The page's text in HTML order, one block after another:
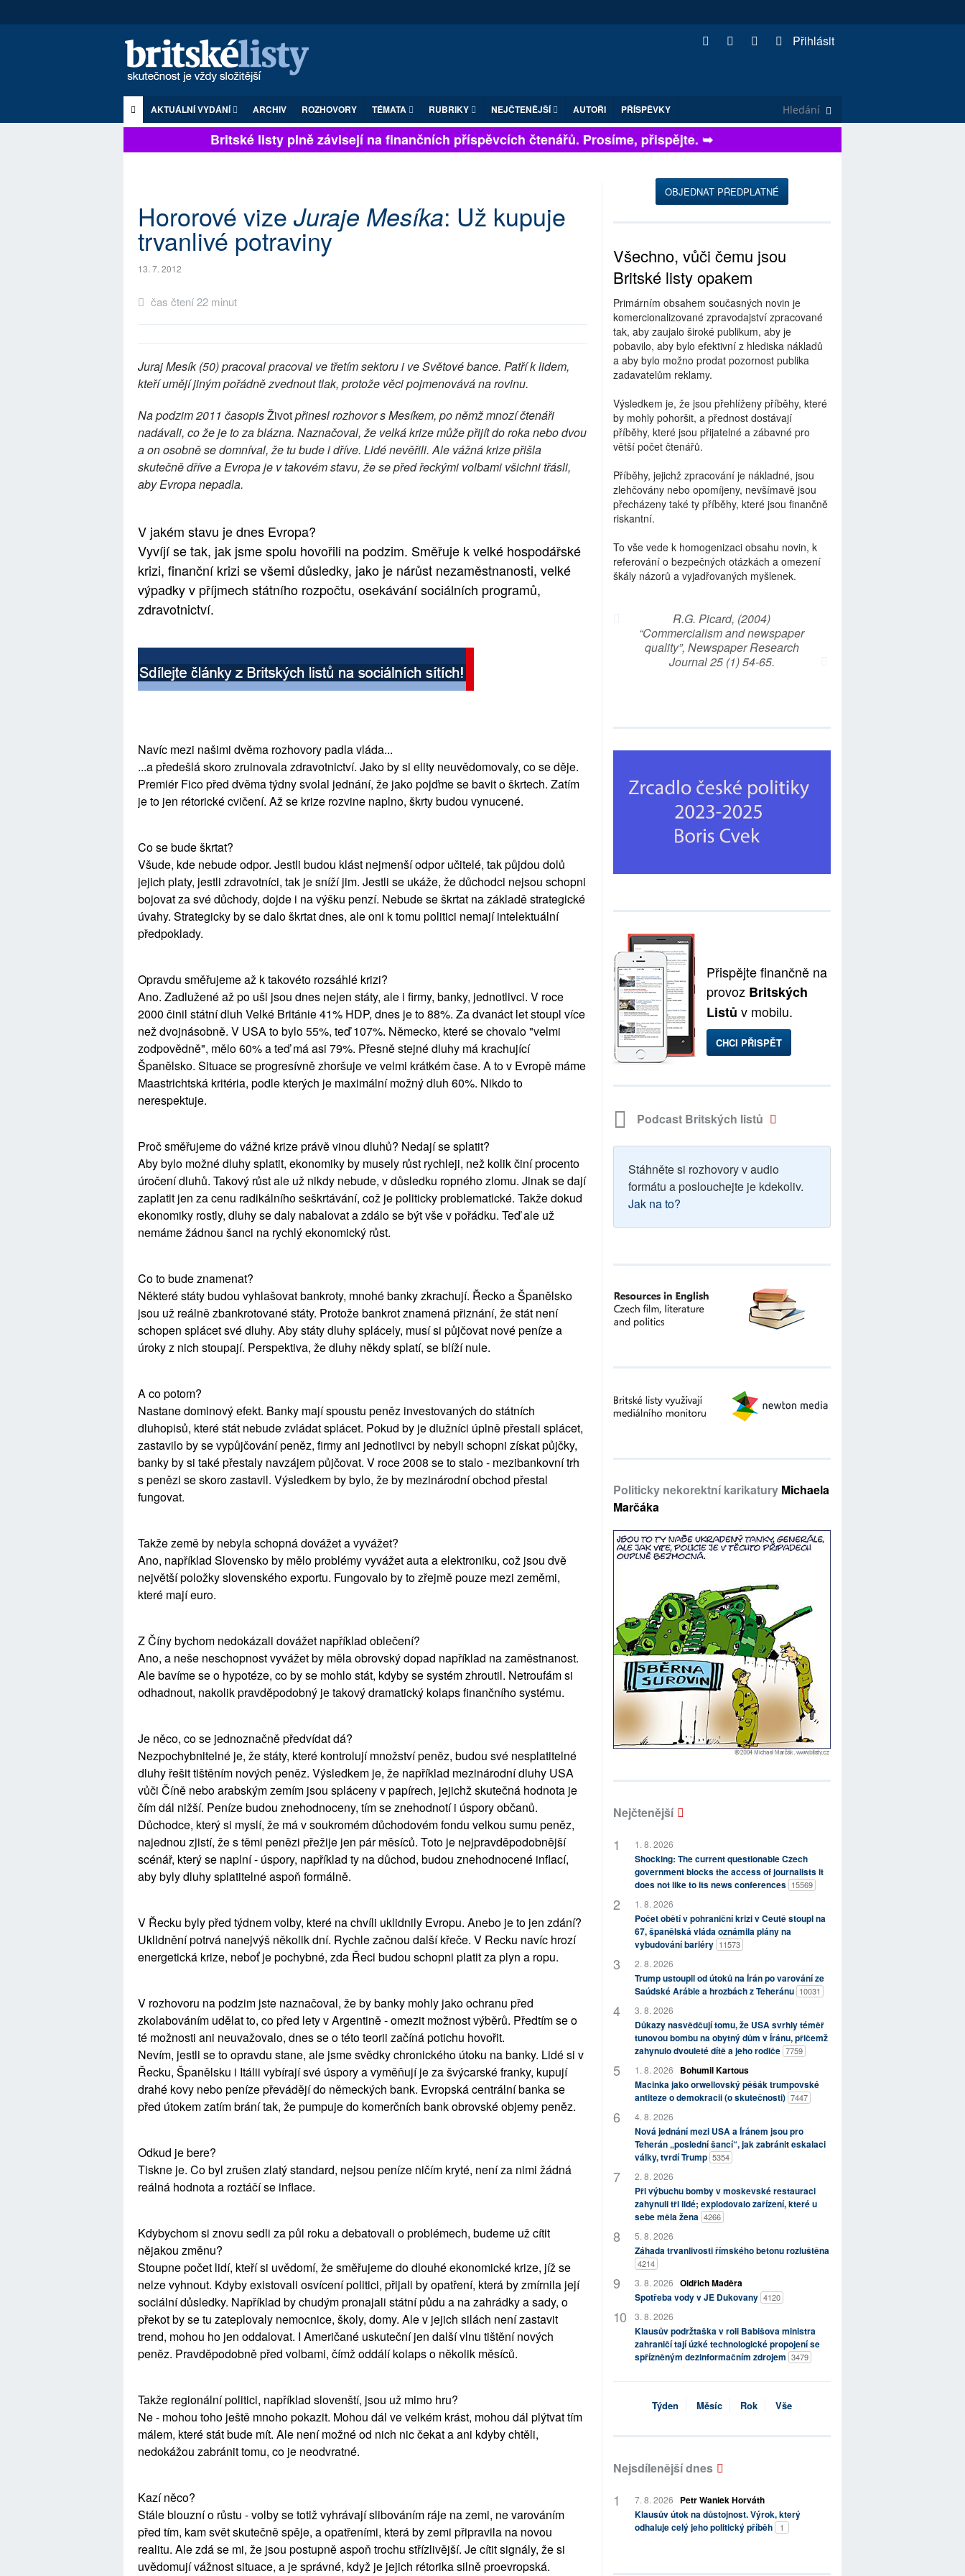
Přihlásit
AKTUÁLNÍ VYDÁNÍ ARCHIV ROZHOVORY TÉMATA RUBRIKY NEJČTENĚJŠÍ AUTOŘI PŘÍSPĚVKY
Britské listy plně závisejí na finančních příspěvcích čtenářů. Prosíme, přispějte. ➥
Hororové vize Juraje Mesíka: Už kupuje
trvanlivé potraviny
13. 7. 2012
čas čtení 22 minut
Juraj Mesík (50) pracoval pracoval ve třetím sektoru i ve Světové bance. Patří k lidem,
kteří umějí jiným pořádně zvednout tlak, protože věci pojmenovává na rovinu.
Na podzim 2011 časopisŽivotpřinesl rozhovor s Mesíkem, po němž mnozí čtenáři
nadávali, co že je to za blázna. Naznačoval, že velká krize může přijít do roka nebo dvou
a on osobně se domníval, že tu bude i dříve. Lidé nevěřili. Ale vážná krize přišla
skutečně dříve a Evropa je v takovém stavu, že se před řeckými volbami všichni třásli,
aby Evropa nepadla.
V jakém stavu je dnes Evropa?
Vyvíjí se tak, jak jsme spolu hovořili na podzim. Směřuje k velké hospodářské
krizi, finanční krizi se všemi důsledky, jako je nárůst nezaměstnanosti, velké
výpadky v příjmech státního rozpočtu, osekávání sociálních programů,
zdravotnictví.
Navíc mezi našimi dvěma rozhovory padla vláda...
...a předešlá skoro zruinovala zdravotnictví. Jako by si elity neuvědomovaly, co se děje.
Premiér Fico před dvěma týdny svolal jednání, že jako pojďme se bavit o škrtech. Zatím
je to jen rétorické cvičení. Až se krize rozvine naplno, škrty budou vynucené.
Co se bude škrtat?
Všude, kde nebude odpor. Jestli budou klást nejmenší odpor učitelé, tak půjdou dolů
jejich platy, jestli zdravotníci, tak je sníží jim. Jestli se ukáže, že důchodci nejsou schopni
bojovat za své důchody, dojde i na výšku penzí. Nebude se škrtat na základě strategické
úvahy. Strategicky by se dalo škrtat dnes, ale oni k tomu politici nemají intelektuální
předpoklady.
Opravdu směřujeme až k takovéto rozsáhlé krizi?
Ano. Zadlužené až po uši jsou dnes nejen státy, ale i firmy, banky, jednotlivci. V roce
2000 činil státní dluh Velké Británie 41% HDP, dnes je to 88%. Za dvanáct let stoupl více
než dvojnásobně. V USA to bylo 55%, teď 107%. Německo, které se chovalo "velmi
zodpovědně", mělo 60% a teď má asi 79%. Přesně stejné dluhy má krachující
Španělsko. Situace se progresívně zhoršuje ve velmi krátkém čase. A to v Evropě máme
Maastrichtská kritéria, podle kterých je maximální možný dluh 60%. Nikdo to
nerespektuje.
Proč směřujeme do vážné krize právě vinou dluhů? Nedají se splatit?
Aby bylo možné dluhy splatit, ekonomiky by musely růst rychleji, než kolik činí procento
úročení dluhů. Takový růst ale už nikdy nebude, v důsledku ropného zlomu. Jinak se dají
zaplatit jen za cenu radikálního seškrtávání, což je politicky problematické. Takže dokud
ekonomiky rostly, dluhy se daly nabalovat a zdálo se být vše v pořádku. Teď ale už
nemáme žádnou šanci na rychlý ekonomický růst.
Co to bude znamenat?
Některé státy budou vyhlašovat bankroty, mnohé banky zkrachují. Řecko a Španělsko
jsou už reálně zbankrotované státy. Protože bankrot znamená přiznání, že stát není
schopen splácet své dluhy. Aby státy dluhy splácely, musí si půjčovat nové peníze a
úroky z nich stoupají. Perspektiva, že dluhy někdy splatí, se blíží nule.
A co potom?
Nastane dominový efekt. Banky mají spoustu peněz investovaných do státních
dluhopisů, které stát nebude zvládat splácet. Pokud by je dlužníci úplně přestali splácet,
zastavilo by se vypůjčování peněz, firmy ani jednotlivci by nebyli schopni získat půjčky,
banky by si také přestaly navzájem půjčovat. V roce 2008 se to stalo - mezibankovní trh
s penězi se skoro zastavil. Výsledkem by bylo, že by mezinárodní obchod přestal
fungovat.
Takže země by nebyla schopná dovážet a vyvážet?
Ano, například Slovensko by mělo problémy vyvážet auta a elektroniku, což jsou dvě
největší položky slovenského exportu. Fungovalo by to zřejmě pouze mezi zeměmi,
které mají euro.
Z Číny bychom nedokázali dovážet například oblečení?
Ano, a neše neschopnost vyvážet by měla obrovský dopad například na zaměstnanost.
Ale bavíme se o hypotéze, co by se mohlo stát, kdyby se systém zhroutil. Netroufám si
odhadnout, nakolik pravděpodobný je takový dramatický kolaps finančního systému.
Je něco, co se jednoznačně předvídat dá?
Nezpochybnitelné je, že státy, které kontrolují množství peněz, budou své nesplatitelné
dluhy řešit tištěním nových peněz. Výsledkem je, že například mezinárodní dluhy USA
vůči Číně nebo arabským zemím jsou spláceny v papírech, jejichž skutečná hodnota je
čím dál nižší. Peníze budou znehodnoceny, tím se znehodnotí i úspory občanů.
Důchodce, který si myslí, že má v soukromém důchodovém fondu velkou sumu peněz,
najednou zjistí, že s těmi penězi přežije jen pár měsíců. Toto je nejpravděpodobnější
scénář, který se naplní - úspory, například ty na důchod, budou znehodnocené inflací,
aby byly dluhy splatitelné aspoň formálně.
V Řecku byly před týdnem volby, které na chvíli uklidnily Evropu. Anebo je to jen zdání?
Uklidnění potrvá nanejvýš několik dní. Rychle začnou další křeče. V Recku navíc hrozí
energetická krize, neboť je pochybné, zda Řeci budou schopni platit za plyn a ropu.
V rozhovoru na podzim jste naznačoval, že by banky mohly jako ochranu před
zkolabováním udělat to, co před lety v Argentině - omezit možnost výběrů. Předtím se o
té možnosti ani neuvažovalo, dnes se o této teorii začíná potichu hovořit.
Nevím, jestli se to opravdu stane, ale jsme svědky chronického útoku na banky. Lidé si v
Řecku, Španělsku i Itálii vybírají své úspory a vyměňují je za švýcarské franky, kupují
drahé kovy nebo peníze převádějí do německých bank. Evropská centrální banka se
před útokem zatím brání tak, že pumpuje do komerčních bank obrovské objemy peněz.
Odkud je bere?
Tiskne je. Co byl zrušen zlatý standard, nejsou peníze ničím kryté, není za nimi žádná
reálná hodnota a roztáčí se inflace.
Kdybychom si znovu sedli za půl roku a debatovali o problémech, budeme už cítit
nějakou změnu?
Stoupne počet lidí, kteří si uvědomí, že směřujeme do dlouhé ekonomické krize, jíž se
nelze vyhnout. Kdyby existovali osvícení politici, přijali by opatření, která by zmírnila její
sociální důsledky. Například by chudým pronajali státní půdu a na zahrádky a sady, o
překot by se tu zateplovaly nemocnice, školy, domy. Ale v jejich silách není zastavit
trend, mohou ho jen oddalovat. I Američané uskuteční jen další vlnu tištění nových
peněz. Pravděpodobně před volbami, čímž oddálí kolaps o několik měsíců.
Takže regionální politici, například slovenští, jsou už mimo hru?
Ne - mohou toho ještě mnoho pokazit. Mohou dál ve velkém krást, mohou dál plýtvat tím
málem, které stát bude mít. Ale není možné od nich nic čekat a ani kdyby chtěli,
nedokážou zabránit tomu, co je neodvratné.
Kazí něco?
Stále blouzní o růstu - volby se totiž vyhrávají slibováním ráje na zemi, ne varováním
před tím, kam svět skutečně spěje, a opatřeními, která by zemi připravila na novou
realitu. Ale zdá se mi, že jsou postupně aspoň trochu střízlivější. Je cítit signály, že si
uvědomují vážnost situace, a je správné, když je jejich rétorika silně proevropská.
OBJEDNAT PŘEDPLATNÉ
Všechno, vůči čemu jsou
Britské listy opakem
Primárním obsahem současných novin je
komercionalizované zpravodajství zpracované
tak, aby zaujalo široké publikum, aby je
pobavilo, aby bylo efektivní z hlediska nákladů
a aby bylo možno prodat pozornost publika
zadavatelům reklamy.
Výsledkem je, že jsou přehlíženy příběhy, které
by mohly pohoršit, a přednost dostávají
příběhy, které jsou přijatelné a zábavné pro
větší počet čtenářů.
Příběhy, jejichž zpracování je nákladné, jsou
zlehčovány nebo opomíjeny, nevšímavě jsou
přecházeny také ty příběhy, které jsou finančně
riskantní.
To vše vede k homogenizaci obsahu novin, k
referování o bezpečných otázkách a omezení
škály názorů a vyjadřovaných myšlenek.
R.G. Picard, (2004)
“Commercialism and newspaper
quality”, Newspaper Research
Journal 25 (1) 54-65.
Přispějte finančně na
provoz Britských
Listů v mobilu.
CHCI PŘISPĚT
Podcast Britských listů
Stáhněte si rozhovory v audio
formátu a poslouchejte je kdekoliv.
Jak na to?
Politicky nekorektní karikatury Michaela
Marčáka
Nejčtenější
1. 8. 2026
Shocking: The current questionable Czech
government blocks the access of journalists it
does not like to its news conferences 15569
1. 8. 2026
Počet obětí v pohraniční krizi v Ceutě stoupl na
67, španělská vláda oznámila plány na
vybudování bariéry 11573
2. 8. 2026
Trump ustoupil od útoků na Írán po varování ze
Saúdské Arábie a hrozbách z Teheránu 10031
3. 8. 2026
Důkazy nasvědčují tomu, že USA svrhly téměř
tunovou bombu na obytný dům v Íránu, přičemž
zahynulo dvouleté dítě a jeho rodiče 7759
1. 8. 2026
Bohumil Kartous
Macinka jako orwellovský pěšák trumpovské
antiteze o demokracii (o skutečnosti) 7447
4. 8. 2026
Nová jednání mezi USA a Íránem jsou pro
Teherán „poslední šancí“, jak zabránit eskalaci
války, tvrdí Trump 5354
2. 8. 2026
Při výbuchu bomby v moskevské restauraci
zahynuli tři lidé; explodovalo zařízení, které u
sebe měla žena 4266
5. 8. 2026
Záhada trvanlivosti římského betonu rozluštěna
4214
3. 8. 2026 Oldřich Maděra
Spotřeba vody v JE Dukovany 4120
3. 8. 2026
Klausův podržtaška v roli Babišova ministra
zahraničí tají úzké technologické propojení se
spřízněným dezinformačním zdrojem 3479
Týden Měsíc Rok Vše
Nejsdílenější dnes
7. 8. 2026
Petr Waniek Horváth
Klausův útok na důstojnost. Výrok, který
odhaluje celý jeho politický příběh
1